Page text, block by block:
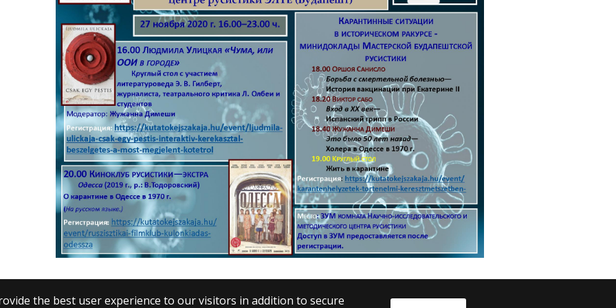
the best user experience to our visitors in addition to secure